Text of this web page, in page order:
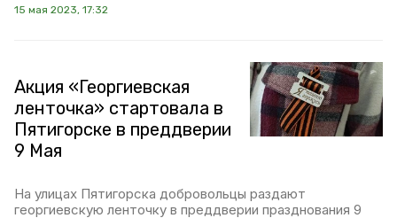
15 мая 2023, 17:32
Акция «Георгиевская
ленточка» стартовала в
Пятигорске в преддверии
9 Мая
На улицах Пятигорска добровольцы раздают
георгиевскую ленточку в преддверии празднования 9